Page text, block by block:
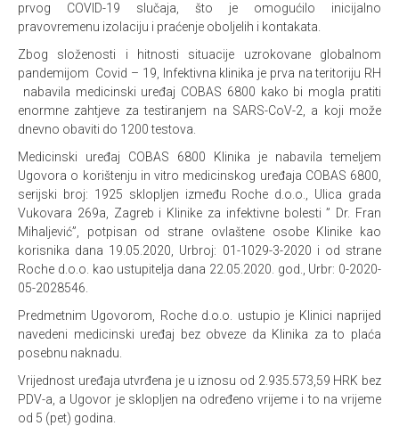
prvog COVID-19 slučaja, što je omogućilo inicijalno
pravovremenu izolaciju i praćenje oboljelih i kontakata.
Zbog složenosti i hitnosti situacije uzrokovane globalnom
pandemijom Covid – 19, Infektivna klinika je prva na teritoriju RH
nabavila medicinski uređaj COBAS 6800 kako bi mogla pratiti
enormne zahtjeve za testiranjem na SARS-CoV-2, a koji može
dnevno obaviti do 1200 testova.
Medicinski uređaj COBAS 6800 Klinika je nabavila temeljem
Ugovora o korištenju in vitro medicinskog uređaja COBAS 6800,
serijski broj: 1925 sklopljen između Roche d.o.o., Ulica grada
Vukovara 269a, Zagreb i Klinike za infektivne bolesti ” Dr. Fran
Mihaljević”, potpisan od strane ovlaštene osobe Klinike kao
korisnika dana 19.05.2020, Urbroj: 01-1029-3-2020 i od strane
Roche d.o.o. kao ustupitelja dana 22.05.2020. god., Urbr: 0-2020-
05-2028546.
Predmetnim Ugovorom, Roche d.o.o. ustupio je Klinici naprijed
navedeni medicinski uređaj bez obveze da Klinika za to plaća
posebnu naknadu.
Vrijednost uređaja utvrđena je u iznosu od 2.935.573,59 HRK bez
PDV-a, a Ugovor je sklopljen na određeno vrijeme i to na vrijeme
od 5 (pet) godina.